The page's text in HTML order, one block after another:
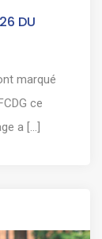
DU
marqué
ce
a [...]